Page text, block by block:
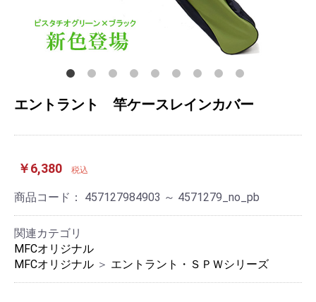
エントラント 竿ケースレインカバー
￥6,380 税込
商品コード： 457127984903 ～ 4571279_no_pb
関連カテゴリ
MFCオリジナル
MFCオリジナル ＞ エントラント・ＳＰＷシリーズ